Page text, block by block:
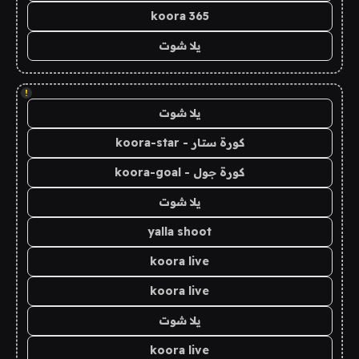
koora 365
يلا شوت
!
يلا شوت
كورة ستار - koora-star
كورة جول - koora-goal
يلا شوت
yalla shoot
koora live
koora live
يلا شوت
koora live